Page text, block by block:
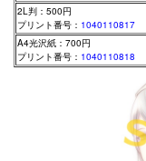
2L判：500円
プリント番号： 1040110817
A4光沢紙：700円
プリント番号： 1040110818